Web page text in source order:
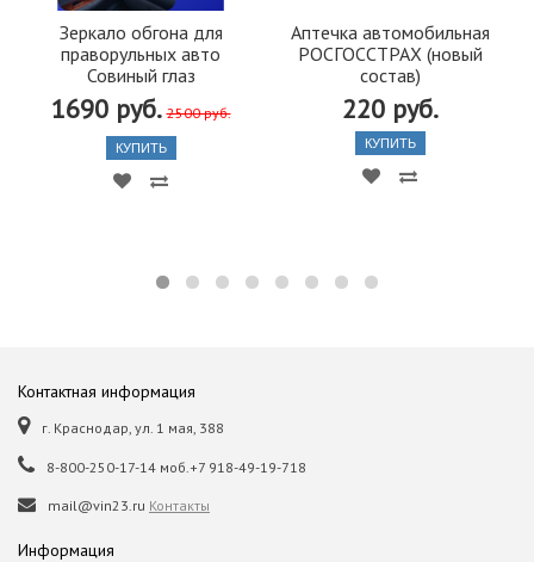
Зеркало обгона для
праворульных авто
Совиный глаз
1690 руб. 2500 руб.
КУПИТЬ
Аптечка автомобильная
РОСГОССТРАХ (новый
состав)
220 руб.
КУПИТЬ
Контактная информация
г. Краснодар, ул. 1 мая, 388
8-800-250-17-14 моб.+7 918-49-19-718
mail@vin23.ru Контакты
Информация